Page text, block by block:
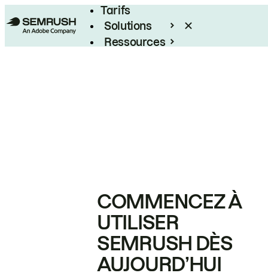
Tarifs
Solutions
Ressources
COMMENCEZ À
UTILISER
SEMRUSH DÈS
AUJOURD’HUI